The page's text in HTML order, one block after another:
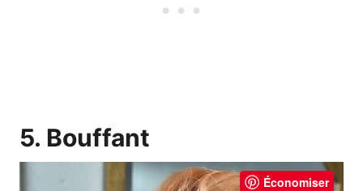
5. Bouffant
Économiser